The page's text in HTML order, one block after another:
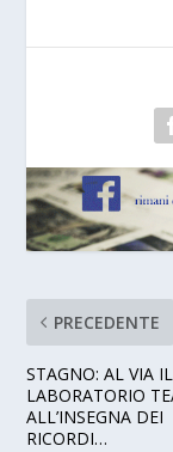
PRECEDENTE
STAGNO: AL VIA IL
LABORATORIO
ALL’INSEGNA DEI
RICORDI…